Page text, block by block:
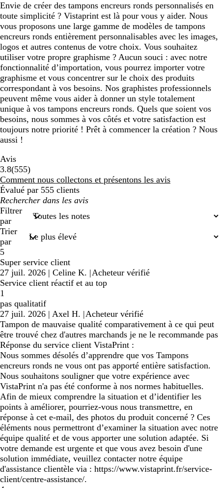
Envie de créer des tampons encreurs ronds personnalisés en
toute simplicité ? Vistaprint est là pour vous y aider. Nous
vous proposons une large gamme de modèles de tampons
encreurs ronds entièrement personnalisables avec les images,
logos et autres contenus de votre choix. Vous souhaitez
utiliser votre propre graphisme ? Aucun souci : avec notre
fonctionnalité d’importation, vous pourrez importer votre
graphisme et vous concentrer sur le choix des produits
correspondant à vos besoins. Nos graphistes professionnels
peuvent même vous aider à donner un style totalement
unique à vos tampons encreurs ronds. Quels que soient vos
besoins, nous sommes à vos côtés et votre satisfaction est
toujours notre priorité ! Prêt à commencer la création ? Nous
aussi !
Avis
3.8(555555
avis
)
Comment nous collectons et présentons les avis
Évalué par 555 clients
Mes
recherches
saisies
Filtrer
par
Trier
par
5
Super service client
27 juil. 2026 | Celine K. |Acheteur vérifié
Service client réactif et au top
1
pas qualitatif
27 juil. 2026 | Axel H. |Acheteur vérifié
Tampon de mauvaise qualité comparativement à ce qui peut
être trouvé chez d'autres marchands je ne le recommande pas
Réponse du service client VistaPrint :
Nous sommes désolés d’apprendre que vos Tampons
encreurs ronds ne vous ont pas apporté entière satisfaction.
Nous souhaitons souligner que votre expérience avec
VistaPrint n'a pas été conforme à nos normes habituelles.
Afin de mieux comprendre la situation et d’identifier les
points à améliorer, pourriez-vous nous transmettre, en
réponse à cet e-mail, des photos du produit concerné ? Ces
éléments nous permettront d’examiner la situation avec notre
équipe qualité et de vous apporter une solution adaptée. Si
votre demande est urgente et que vous avez besoin d'une
solution immédiate, veuillez contacter notre équipe
d'assistance clientèle via : https://www.vistaprint.fr/service-
client/centre-assistance/.